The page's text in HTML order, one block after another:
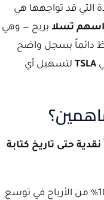
التي قد تواجهها هي
اسهم تسلا بربح — وهي
دائماً بسجل واضح
TSLA لتسهيل أي
نقدية حتى تاريخ كتابة
الشركة تعتمد سياسة إعادة استثمار 100% من الأرباح في توسع